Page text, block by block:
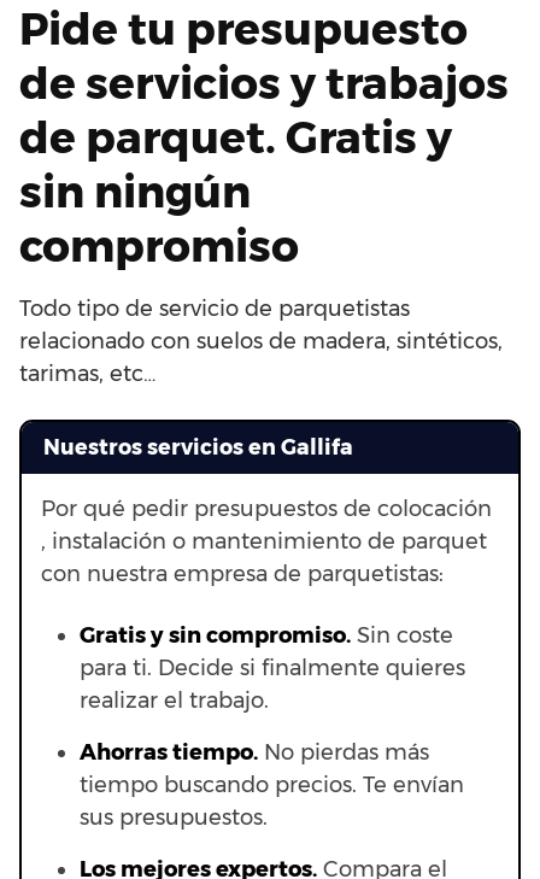
Pide tu presupuesto
de servicios y trabajos
de parquet. Gratis y
sin ningún
compromiso
Todo tipo de servicio de parquetistas
relacionado con suelos de madera, sintéticos,
tarimas, etc…
Nuestros servicios en Gallifa
Por qué pedir presupuestos de colocación
, instalación o mantenimiento de parquet
con nuestra empresa de parquetistas:
Gratis y sin compromiso. Sin coste
para ti. Decide si finalmente quieres
realizar el trabajo.
Ahorras tiempo. No pierdas más
tiempo buscando precios. Te envían
sus presupuestos.
Los mejores expertos. Compara el